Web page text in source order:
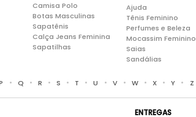
Camisa Polo
Botas Masculinas
Sapatênis
Calça Jeans Feminina
Sapatilhas
Ajuda
Tênis Feminino
Perfumes e Beleza
Mocassim Feminino
Saias
Sandálias
• Q • R • S • T • U • V • W • X • Y • Z
ENTREGAS